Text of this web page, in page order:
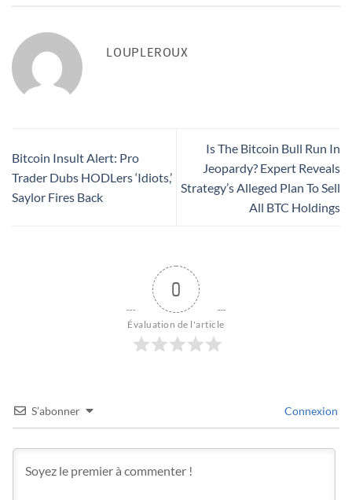
LOUPLEROUX
Bitcoin Insult Alert: Pro
Trader Dubs HODLers ‘Idiots,’
Saylor Fires Back
Is The Bitcoin Bull Run In
Jeopardy? Expert Reveals
Strategy’s Alleged Plan To Sell
All BTC Holdings
0
Évaluation de l'article
S’abonner Connexion